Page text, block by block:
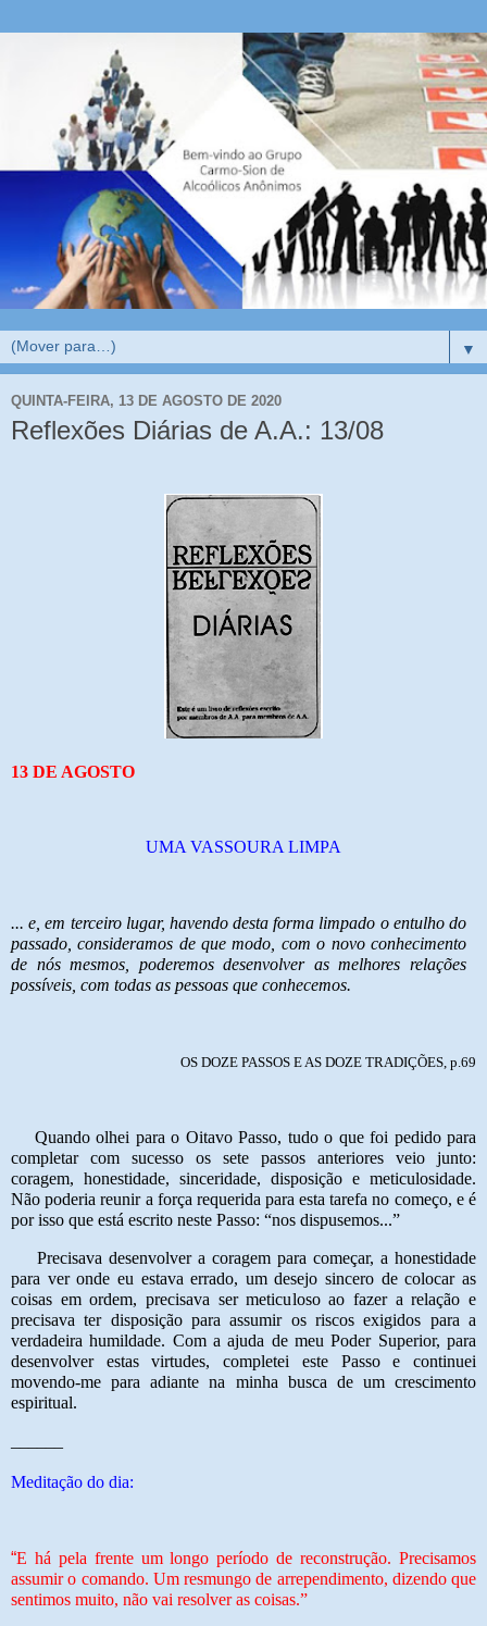
▼
QUINTA-FEIRA, 13 DE AGOSTO DE 2020
Reflexões Diárias de A.A.: 13/08
13 DE AGOSTO
UMA VASSOURA LIMPA
... e, em terceiro lugar, havendo desta forma limpado o entulho do
passado, consideramos de que modo, com o novo conhecimento
de nós mesmos, poderemos desenvolver as melhores relações
possíveis, com todas as pessoas que conhecemos.
OS DOZE PASSOS E AS DOZE TRADIÇÕES, p.69
Quando olhei para o Oitavo Passo, tudo o que foi pedido para
completar com sucesso os sete passos anteriores veio junto:
coragem, honestidade, sinceridade, disposição e meticulosidade.
Não poderia reunir a força requerida para esta tarefa no começo, e é
por isso que está escrito neste Passo: “nos dispusemos...”
Precisava desenvolver a coragem para começar, a honestidade
para ver onde eu estava errado, um desejo sincero de colocar as
coisas em ordem, precisava ser meticuloso ao fazer a relação e
precisava ter disposição para assumir os riscos exigidos para a
verdadeira humildade. Com a ajuda de meu Poder Superior, para
desenvolver estas virtudes, completei este Passo e continuei
movendo-me para adiante na minha busca de um crescimento
espiritual.
Meditação do dia:
“E há pela frente um longo período de reconstrução. Precisamos
assumir o comando. Um resmungo de arrependimento, dizendo que
sentimos muito, não vai resolver as coisas.”